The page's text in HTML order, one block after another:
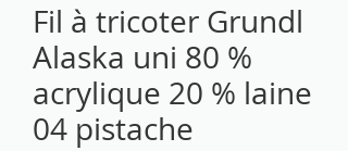
Fil à tricoter Grundl
Alaska uni 80 %
acrylique 20 % laine
04 pistache